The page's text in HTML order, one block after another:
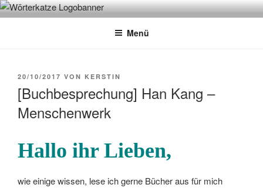
Zum
InhaltWÖRTERKATZE
Von Büchern erzählen
Menü
VERÖFFENTLICHT
20/10/2017 VON KERSTIN
[Buchbesprechung] Han Kang –
Menschenwerk
Hallo ihr Lieben,
wie einige wissen, lese ich gerne Bücher aus für mich